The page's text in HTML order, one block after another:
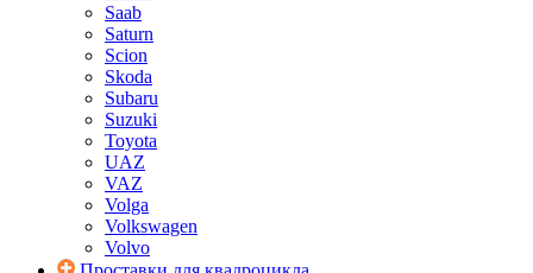
Saab
Saturn
Scion
Skoda
Subaru
Suzuki
Toyota
UAZ
VAZ
Volga
Volkswagen
Volvo